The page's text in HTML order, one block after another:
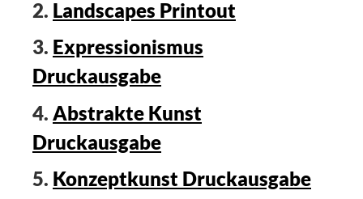
2. Landscapes Printout
3. Expressionismus
Druckausgabe
4. Abstrakte Kunst
Druckausgabe
5. Konzeptkunst Druckausgabe